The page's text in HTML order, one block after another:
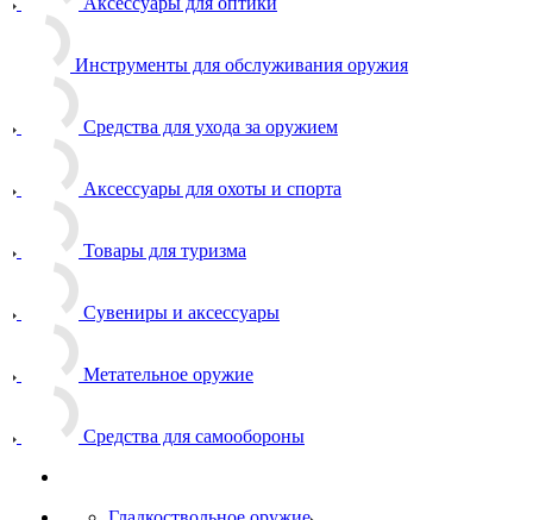
Инструменты для обслуживания оружия
Средства для ухода за оружием
Аксессуары для охоты и спорта
Товары для туризма
Сувениры и аксессуары
Метательное оружие
Средства для самообороны